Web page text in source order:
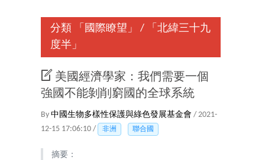
分類 「國際瞭望」 /
「北緯三十九
度半」
美國經濟學家：我們需要一個
強國不能剝削窮國的全球系統
By 中國生物多樣性保護與綠色發展基金會 / 2021-
12-15 17:06:10 /
非洲 聯合國
摘要：